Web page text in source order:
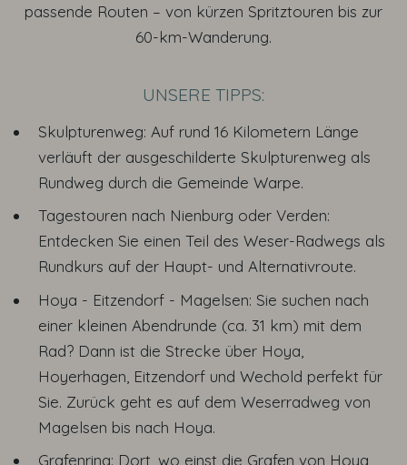
passende Routen – von kürzen Spritztouren bis zur
60-km-Wanderung.
UNSERE TIPPS:
Skulpturenweg: Auf rund 16 Kilometern Länge
verläuft der ausgeschilderte Skulpturenweg als
Rundweg durch die Gemeinde Warpe.
Tagestouren nach Nienburg oder Verden:
Entdecken Sie einen Teil des Weser-Radwegs als
Rundkurs auf der Haupt- und Alternativroute.
Hoya - Eitzendorf - Magelsen: Sie suchen nach
einer kleinen Abendrunde (ca. 31 km) mit dem
Rad? Dann ist die Strecke über Hoya,
Hoyerhagen, Eitzendorf und Wechold perfekt für
Sie. Zurück geht es auf dem Weserradweg von
Magelsen bis nach Hoya.
Grafenring: Dort, wo einst die Grafen von Hoya